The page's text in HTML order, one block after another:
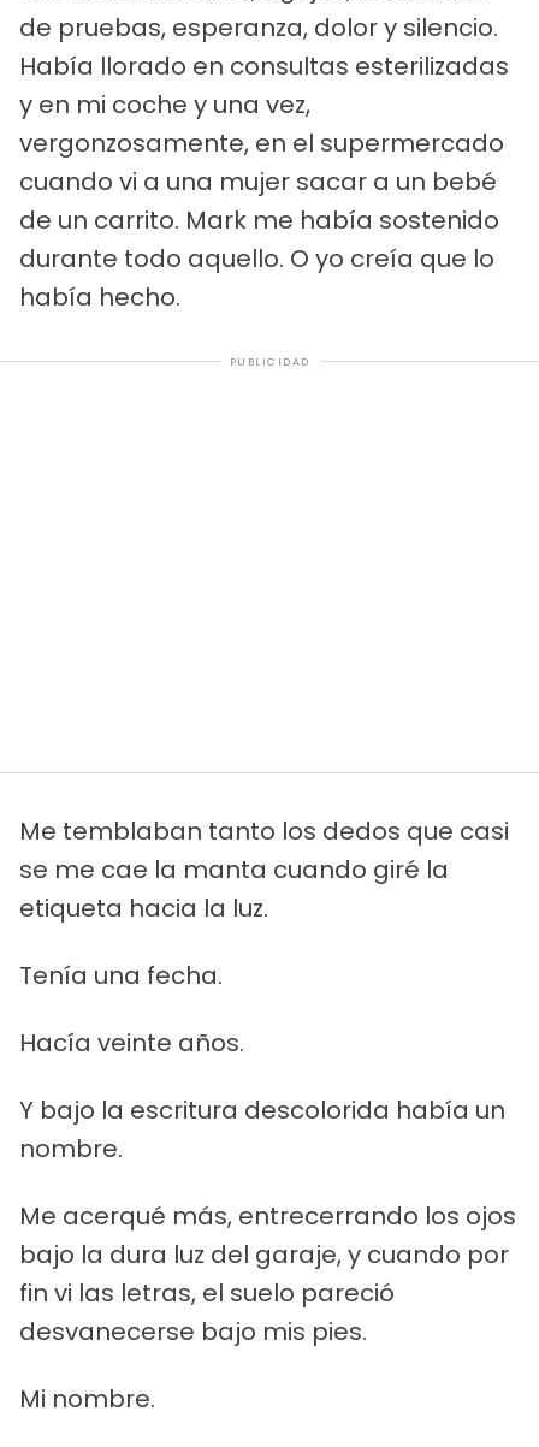
de pruebas, esperanza, dolor y silencio.
Había llorado en consultas esterilizadas
y en mi coche y una vez,
vergonzosamente, en el supermercado
cuando vi a una mujer sacar a un bebé
de un carrito. Mark me había sostenido
durante todo aquello. O yo creía que lo
había hecho.
PUBLICIDAD
Me temblaban tanto los dedos que casi
se me cae la manta cuando giré la
etiqueta hacia la luz.
Tenía una fecha.
Hacía veinte años.
Y bajo la escritura descolorida había un
nombre.
Me acerqué más, entrecerrando los ojos
bajo la dura luz del garaje, y cuando por
fin vi las letras, el suelo pareció
desvanecerse bajo mis pies.
Mi nombre.